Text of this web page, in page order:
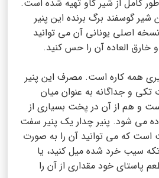
کامل از شیر گاو تهیه شده است.
گوسفند برگ برنده این پنیر
اصلی یونانی آن می توانید
خارق العاده آن را حس کنید.
همه کاره است. مصرف این پنیر
و جداگانه به عنوان میان
و هم از آن در پخت بسیاری از
می شود. پنیر چدار یک پنیر سفت
است که می توانید آن را به صورت
سیب خرد شده میل کنید، یا
پاستای خود مقداری از آن را